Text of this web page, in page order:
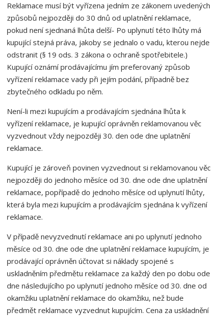
Reklamace musí být vyřízena jedním ze zákonem uvedených
způsobů nejpozději do 30 dnů od uplatnění reklamace,
pokud není sjednaná lhůta delší- Po uplynutí této lhůty má
kupující stejná práva, jakoby se jednalo o vadu, kterou nejde
odstranit (§ 19 ods. 3 zákona o ochraně spotřebitele.)
Kupující oznámí prodávajícímu jím preferovaný způsob
vyřízení reklamace vady při jejím podání, případně bez
zbytečného odkladu po něm.
Není-li mezi kupujícím a prodávajícím sjednána lhůta k
vyřízení reklamace, je kupující oprávněn reklamovanou věc
vyzvednout vždy nejpozději 30. den ode dne uplatnění
reklamace.
Kupující je zároveň povinen vyzvednout si reklamovanou věc
nejpozději do jednoho měsíce od 30. dne ode dne uplatnění
reklamace, popřípadě do jednoho měsíce od uplynutí lhůty,
která byla mezi kupujícím a prodávajícím sjednána k vyřízení
reklamace.
V případě nevyzvednutí reklamace ani po uplynutí jednoho
měsíce od 30. dne ode dne uplatnění reklamace kupujícím, je
prodávající oprávněn účtovat si náklady spojené s
uskladněním předmětu reklamace za každý den po dobu ode
dne následujícího po uplynutí jednoho měsíce od 30. dne od
okamžiku uplatnění reklamace do okamžiku, než bude
předmět reklamace vyzvednut kupujícím. Cena za uskladnění